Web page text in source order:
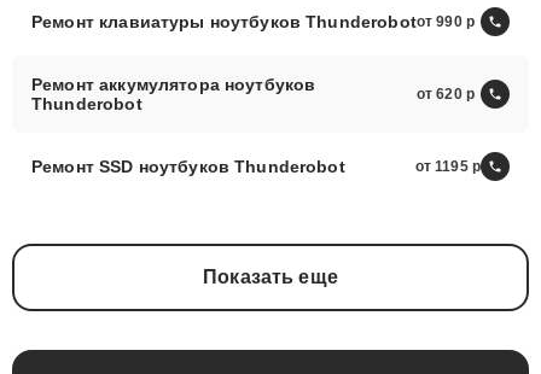
Ремонт клавиатуры ноутбуков Thunderobotот 990
Ремонт аккумулятора ноутбуков
Thunderobot
от 620
Ремонт SSD ноутбуков Thunderobot от 1195
Показать еще